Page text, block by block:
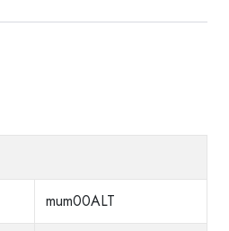
mum00ALT